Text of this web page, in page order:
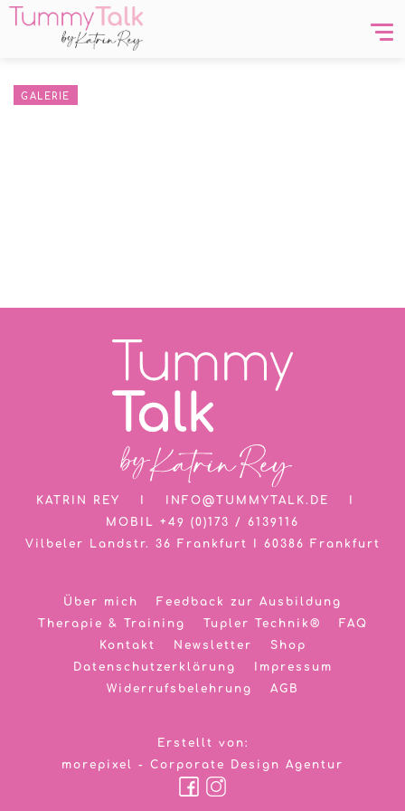
BlogGALERIE
KATRIN REY INFO@TUMMYTALK.DE
MOBIL +49 (0)173 / 6139116
Vilbeler Landstr. 36 Frankfurt
60386 Frankfurt
Über mich
Feedback zur Ausbildung
Therapie & Training
Tupler Technik®
FAQ
Kontakt
Newsletter
Shop
Datenschutzerklärung
Impressum
Widerrufsbelehrung
AGB
Erstellt von:
morepixel - Corporate Design Agentur